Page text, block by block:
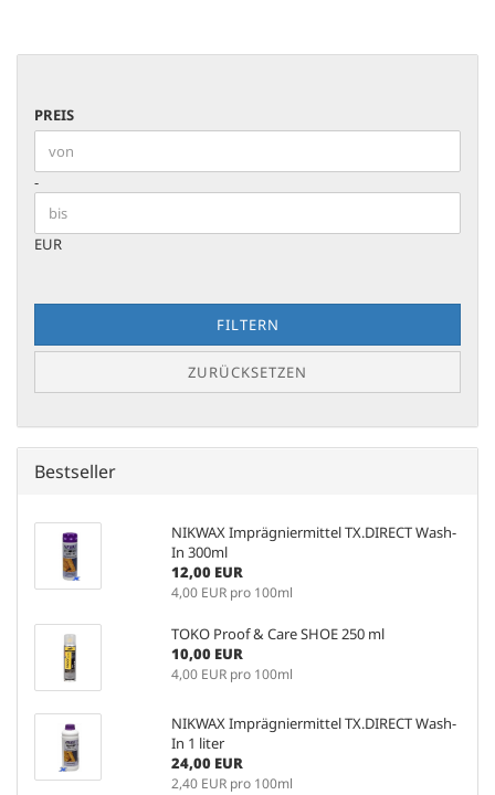
PREIS
PREIS
Preis bis
-
EUR
FILTERN
ZURÜCKSETZEN
Bestseller
NIKWAX Imprägniermittel TX.DIRECT Wash-
In 300ml
12,00 EUR
4,00 EUR pro 100ml
TOKO Proof & Care SHOE 250 ml
10,00 EUR
4,00 EUR pro 100ml
NIKWAX Imprägniermittel TX.DIRECT Wash-
In 1 liter
24,00 EUR
2,40 EUR pro 100ml